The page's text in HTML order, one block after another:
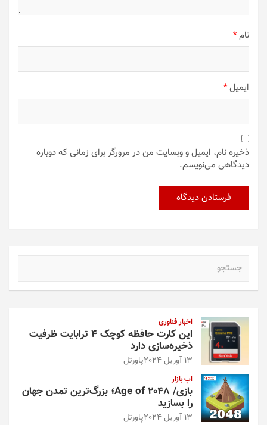
نام*
ایمیل*
ذخیره نام، ایمیل و وبسایت من در مرورگر برای زمانی که دوباره
دیدگاهی می‌نویسم.
اخبار فناوری
این کارت حافظه کوچک ۴ ترابایت ظرفیت
ذخیره‌سازی دارد
13 آوریل 2024 پاورتل
اپ بازار
بازی/ Age of 2048؛ بزرگ‌ترین تمدن جهان
را بسازید
13 آوریل 2024 پاورتل